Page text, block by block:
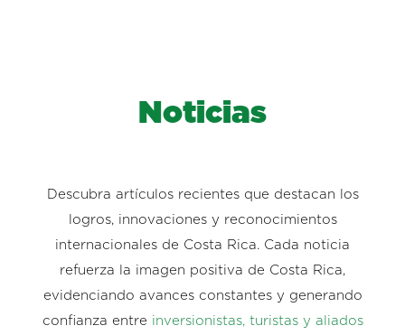
Noticias
Descubra artículos recientes que destacan los
logros, innovaciones y reconocimientos
internacionales de Costa Rica. Cada noticia
refuerza la imagen positiva de Costa Rica,
evidenciando avances constantes y generando
confianza entre inversionistas, turistas y aliados